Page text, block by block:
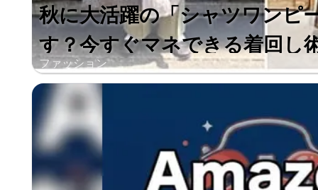
秋に大活躍の「シャツワンピ
す？今すぐマネできる着回し
ファッション